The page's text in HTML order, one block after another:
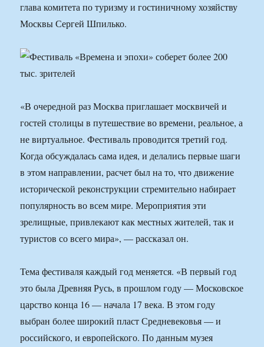
глава комитета по туризму и гостиничному хозяйству
Москвы Сергей Шпилько.
«В очередной раз Москва приглашает москвичей и
гостей столицы в путешествие во времени, реальное, а
не виртуальное. Фестиваль проводится третий год.
Когда обсуждалась сама идея, и делались первые шаги
в этом направлении, расчет был на то, что движение
исторической реконструкции стремительно набирает
популярность во всем мире. Мероприятия эти
зрелищные, привлекают как местных жителей, так и
туристов со всего мира», — рассказал он.
Тема фестиваля каждый год меняется. «В первый год
это была Древняя Русь, в прошлом году — Московское
царство конца 16 — начала 17 века. В этом году
выбран более широкий пласт Средневековья — и
российского, и европейского. По данным музея